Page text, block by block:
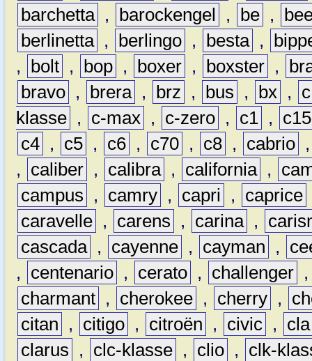
barchetta , barockengel , be ,
berlinetta , berlingo , besta ,
,
bolt , bop , boxer , boxster ,
bravo , brera , brz , bus , bx ,
c
klasse , c-max , c-zero , c1 ,
c15
c4 , c5 , c6 , c70 , c8 , cabrio
,
caliber , calibra , california ,
campus
, camry , capri , caprice
caravelle , carens , carina ,
cascada , cayenne , cayman ,
,
centenario , cerato , challenger
charmant , cherokee , cherry ,
citan
, citigo , citroën , civic ,
cla
clarus
, clc-klasse , clio ,
clk-